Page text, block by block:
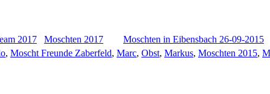
Moschten 2017 Moschten in Eibensbach 26-09-2015
, Moscht Freunde Zaberfeld, Marc, Obst, Markus, Moschten 2015,